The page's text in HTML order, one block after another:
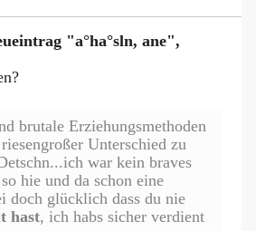
"a°ha°sln, ane",
brutale Erziehungsmethoden
Unterschied zu
war kein braves
hie und da schon eine
doch glücklich dass du nie
hast, ich habs sicher verdient